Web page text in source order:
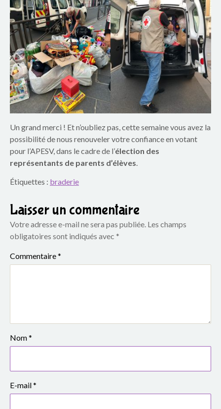
Un grand merci ! Et n’oubliez pas, cette semaine vous avez la
possibilité de nous renouveler votre confiance en votant
pour l’APESV, dans le cadre de l’élection des
représentants de parents d’élèves.
Étiquettes : braderie
Laisser un commentaire
Votre adresse e-mail ne sera pas publiée. Les champs
obligatoires sont indiqués avec *
Commentaire*
Nom*
E-mail*